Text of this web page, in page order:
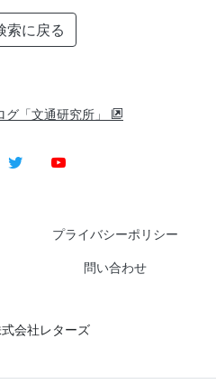
索に戻る
グ「文通研究所」
プライバシーポリシー
問い合わせ
会社レターズ